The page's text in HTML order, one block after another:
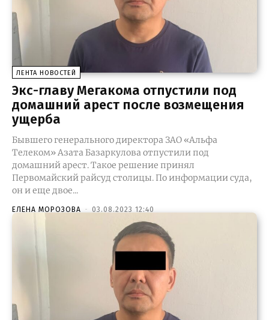
ЛЕНТА НОВОСТЕЙ
Экс-главу Мегакома отпустили под
домашний арест после возмещения
ущерба
Бывшего генерального директора ЗАО «Альфа
Телеком» Азата Базаркулова отпустили под
домашний арест. Такое решение принял
Первомайский райсуд столицы. По информации суда,
он и еще двое...
ЕЛЕНА МОРОЗОВА - 03.08.2023 12:40